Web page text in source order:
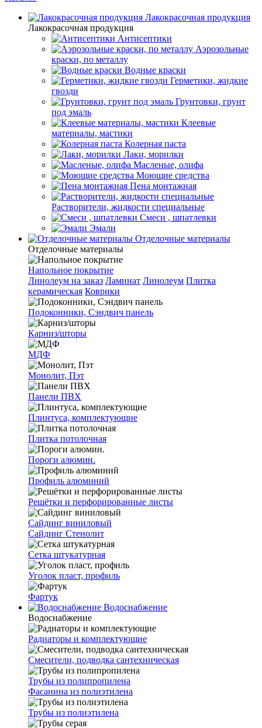
Лакокрасочная продукция
Лакокрасочная продукция
Антисептики
Аэрозольные
краски, по металлу
Водные краски
Герметики, жидкие
гвозди
Грунтовки, грунт
под эмаль
Клеевые
материалы, мастики
Колерная паста
Лаки, морилки
Масленые, олифа
Моющие средства
Пена монтажная
Растворители, жидкости специальные
Смеси , шпатлевки
Эмали
Отделочные материалы
Отделочные материалы
Напольное покрытие
Линолеум на заказ Ламинат Линолеум Плитка
керамическая Коврики
Подоконники, Сэндвич панель
Карниз/шторы
МДФ
Монолит, Пэт
Панели ПВХ
Плинтуса, комплектующие
Плитка потолочная
Пороги алюмин.
Профиль алюминий
Решётки и перфорированные листы
Сайдинг виниловый
Сайдинг Стенолит
Сетка штукатурная
Уголок пласт, профиль
Фартук
Водоснабжение
Водоснабжение
Радиаторы и комплектующие
Смесители, подводка сантехническая
Трубы из полипропилена
Фасанина из полиэтилена
Трубы из полиэтилена